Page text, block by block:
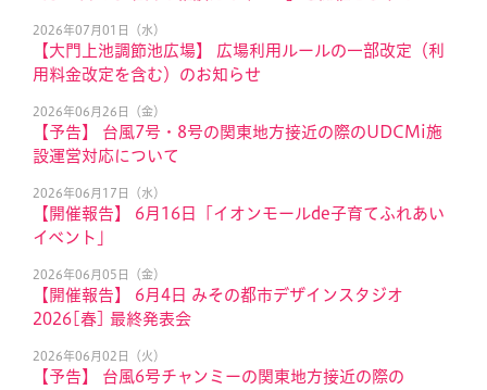
2026年07月01日（水）
【大門上池調節池広場】 広場利用ルールの一部改定（利
用料金改定を含む）のお知らせ
2026年06月26日（金）
【予告】 台風7号・8号の関東地方接近の際のUDCMi施
設運営対応について
2026年06月17日（水）
【開催報告】 6月16日「イオンモールde子育てふれあい
イベント」
2026年06月05日（金）
【開催報告】 6月4日 みその都市デザインスタジオ
2026[春] 最終発表会
2026年06月02日（火）
【予告】 台風6号チャンミーの関東地方接近の際の